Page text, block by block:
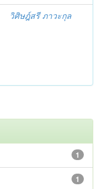
วิศิษฎ์สรี ภาวะกุล
1
1